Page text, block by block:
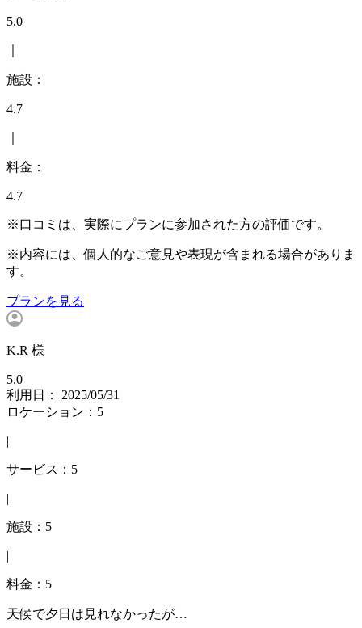
5.0
施設：
4.7
料金：
4.7
※口コミは、実際にプランに参加された方の評価です。
※内容には、個人的なご意見や表現が含まれる場合がありま
す。
プランを見る
K.R 様
5.0
利用日： 2025/05/31
ロケーション：5
|
サービス：5
|
施設：5
|
料金：5
天候で夕日は見れなかったが…